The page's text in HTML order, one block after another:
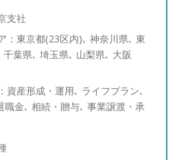
れている優秀なライバルが多い
速かつ真心の対応で自分自身を
があると考えております。スピ
確性を持つ情報を提供すること
への印象は良いものに変わると
、自分の考えをスピード感持っ
伝え、実行していくことを大切に
情報において得意な特定の分野
と考えており、様々な知識を身
支社
：東京都(23区内)､ 神奈川県､ 東
葉県､ 埼玉県､ 山梨県､ 大阪
資産形成・運用､ ライフプラン､
職金､ 相続・贈与､ 事業譲渡・承